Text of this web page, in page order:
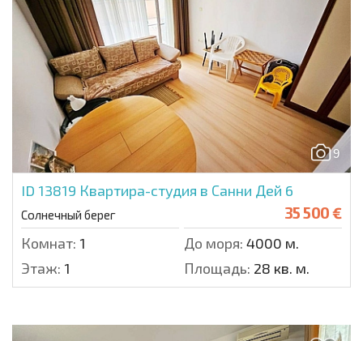
9
ID 13819 Квартира-студия в Санни Дей 6
Солнечный берег 35 500 €
Комнат: 1 До моря: 4000 м.
Этаж: 1 Площадь: 28 кв. м.